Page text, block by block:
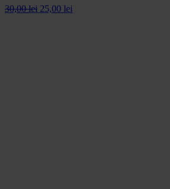
30,00lei 25,00 lei